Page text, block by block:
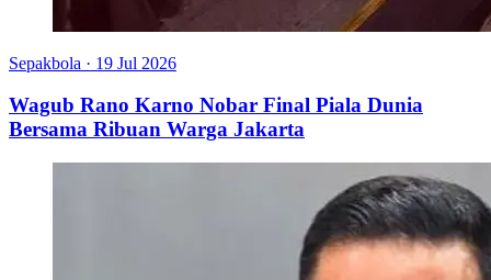
Sepakbola · 19 Jul 2026
Wagub Rano Karno Nobar Final Piala Dunia
Bersama Ribuan Warga Jakarta